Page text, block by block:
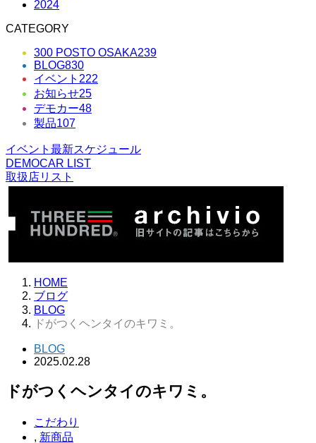
2024
CATEGORY
300 POSTO OSAKA239
BLOG830
イベント 222
お知らせ25
デモカー48
製品107
イベント最新スケジュール
DEMOCAR LIST
取扱店リスト
HOME
ブログ
BLOG
ドがつくヘンタイのキワミ。
BLOG
2025.02.28
ドがつくヘンタイのキワミ。
こだわり
, 新商品